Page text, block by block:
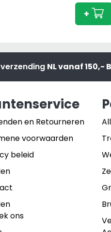
+
NL vanaf 150,-
en Retourneren
voorwaarden
beleid
ons